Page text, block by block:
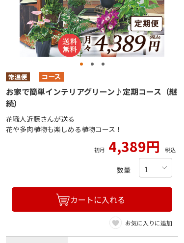
お家で簡単インテリアグリーン♪定期コース（継
続）
花職人近藤さんが送る
花や多肉植物も楽しめる植物コース！
初月 4,389円 税込
数量
カートに入れる
お気に入りに追加